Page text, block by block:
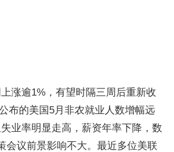
涨逾1%，有望时隔三周后重新收
布的美国5月非农就业人数增幅远
业率明显走高，薪资年率下降，数
会议前景影响不大。最近多位美联